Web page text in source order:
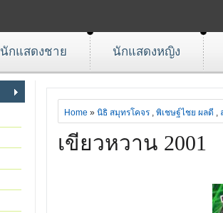
นักแสดงชาย นักแสดงหญิง
Home » นิธิ สมุทรโคจร , พิเชษฐ์ไชย ผลดี ,
เขียวหวาน 2001